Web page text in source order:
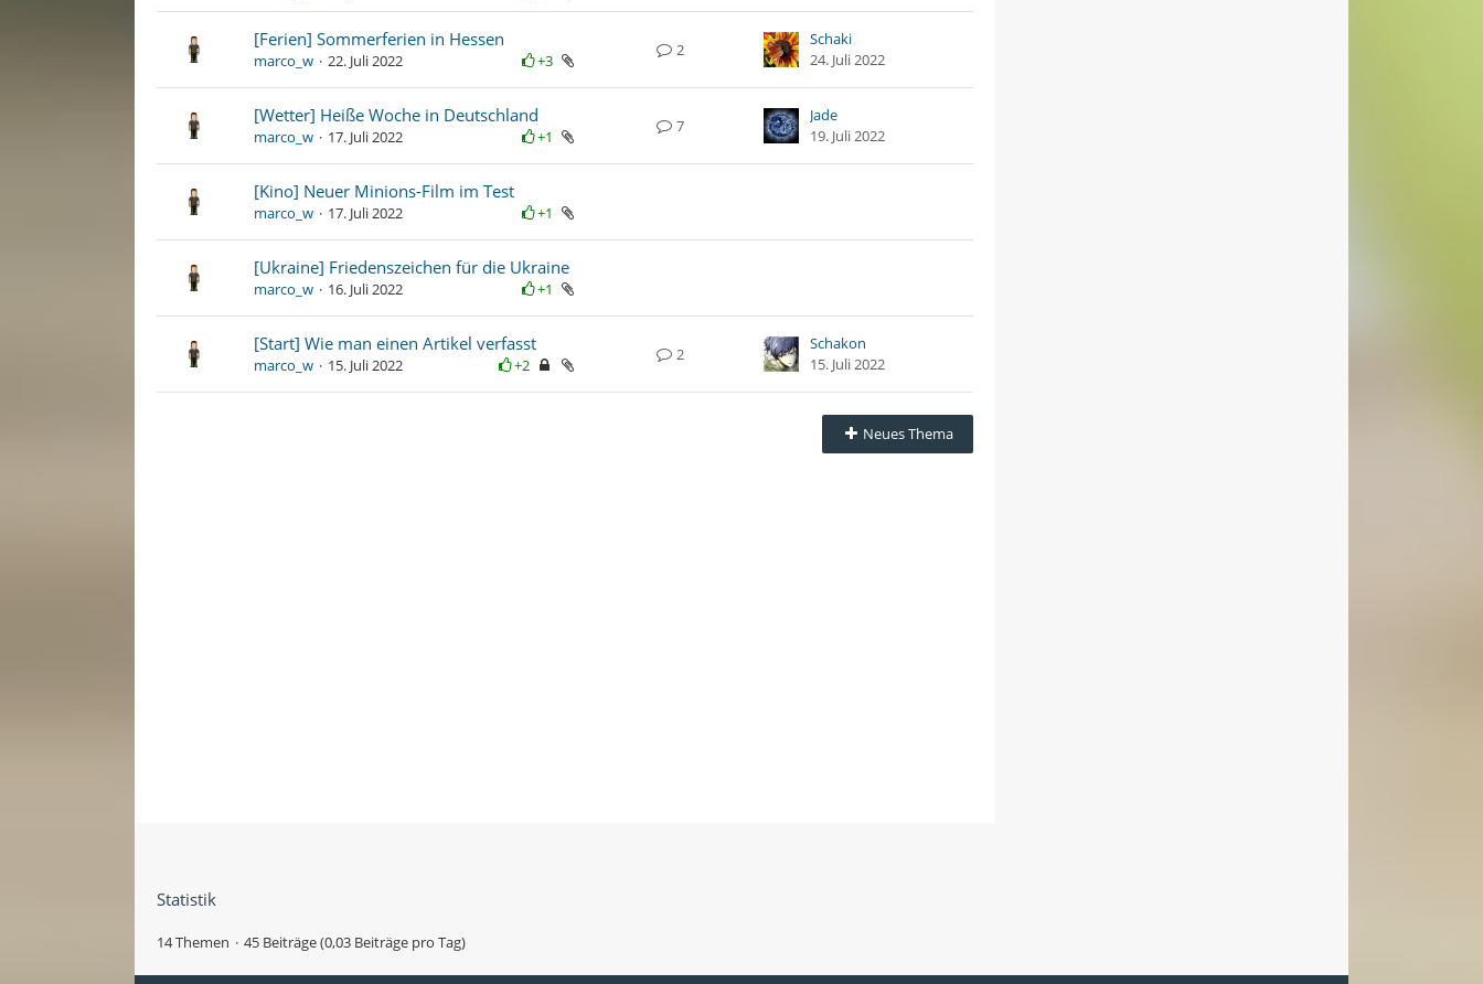
[Ferien] Sommerferien in Hessen
+3
marco_w 22. Juli 2022
2
Schaki
24. Juli 2022
[Wetter] Heiße Woche in Deutschland
+1
marco_w 17. Juli 2022
7
Jade
19. Juli 2022
[Kino] Neuer Minions-Film im Test
+1
marco_w 17. Juli 2022
[Ukraine] Friedenszeichen für die Ukraine
+1
marco_w 16. Juli 2022
[Start] Wie man einen Artikel verfasst
+2
marco_w 15. Juli 2022
2
Schakon
15. Juli 2022
Neues Thema
Statistik
14 Themen 45 Beiträge (0,03 Beiträge pro Tag)